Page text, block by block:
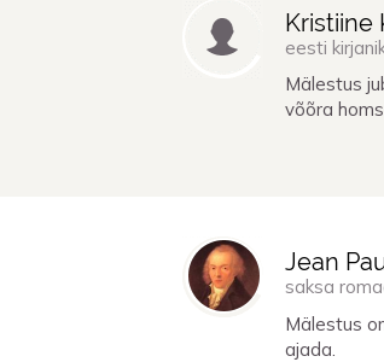
Kristiine
eesti
Mälestus
võõra
Jean
saksa
Mälestus
ajada.